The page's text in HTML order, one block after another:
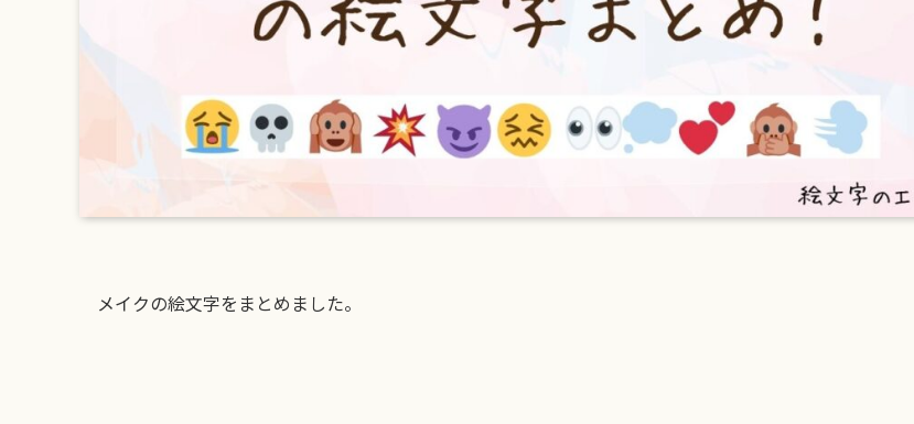
メイクの絵文字をまとめました。